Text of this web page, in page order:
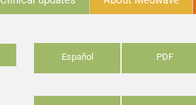
Español PDF